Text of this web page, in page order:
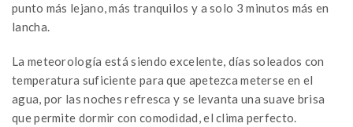
punto más lejano, más tranquilos y a solo 3 minutos más en
lancha.
La meteorología está siendo excelente, días soleados con
temperatura suficiente para que apetezca meterse en el
agua, por las noches refresca y se levanta una suave brisa
que permite dormir con comodidad, el clima perfecto.